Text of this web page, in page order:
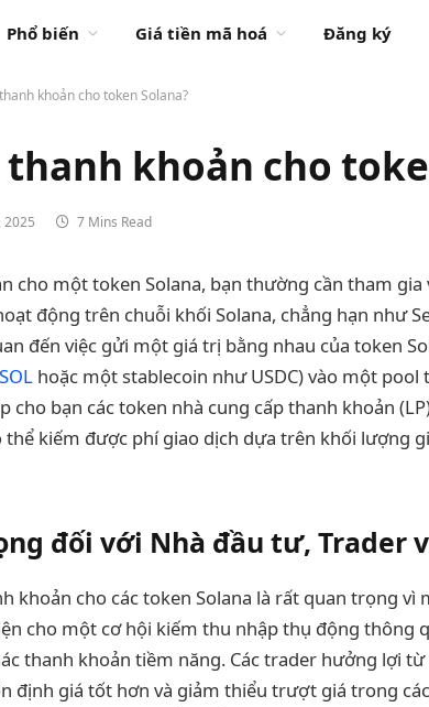
Phổ biến Giá tiền mã hoá Đăng ký
khoản cho token Solana?
khoản cho
2025 7 Mins Read
cho một token Solana, bạn thường cần tham gia
động trên chuỗi khối Solana, chẳng hạn như
đến việc gửi một giá trị bằng nhau của token
SOL hoặc một stablecoin như USDC) vào một pool
cho bạn các token nhà cung cấp thanh khoản
kiếm được phí giao dịch dựa trên khối lượng
đối với Nhà đầu tư, Trader
khoản cho các token Solana là rất quan trọng vì
cho một cơ hội kiếm thu nhập thụ động thông
thanh khoản tiềm năng. Các trader hưởng lợi
định giá tốt hơn và giảm thiểu trượt giá trong